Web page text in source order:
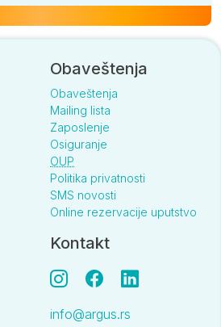
Obaveštenja
Obaveštenja
Mailing lista
Zaposlenje
Osiguranje
OUP
Politika privatnosti
SMS novosti
Online rezervacije uputstvo
Kontakt
info@argus.rs